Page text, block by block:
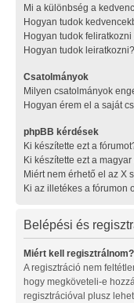
Mi a különbség a
Hogyan tudok
Hogyan tudok
Hogyan tudok leiratkozni?
Csatolmányok
Milyen csatolmányok
Hogyan érem el a saját
phpBB kérdések
Ki készítette ezt a
Ki készítette ezt a
Miért nem érhető el az X
Ki az illetékes a fórumon
Belépési és
Miért kell regisztrálnom?
A regisztráció nem
hogy megköveteli-e
regisztrációval plusz